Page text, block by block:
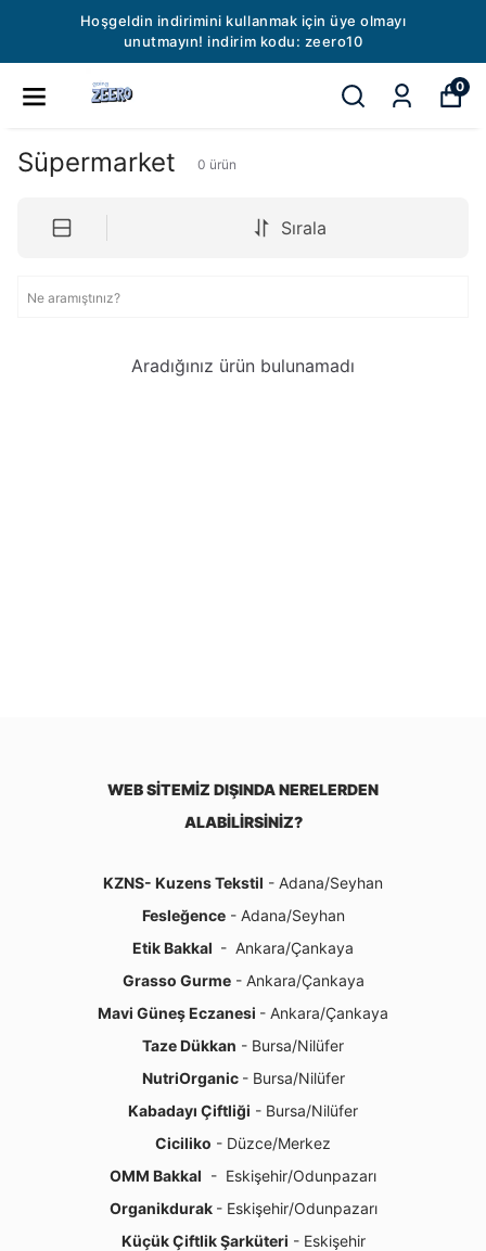
Hoşgeldin indirimini kullanmak için üye olmayı
unutmayın! indirim kodu: zeero10
0
Süpermarket 0 ürün
Sırala
Aradığınız ürün bulunamadı
WEB SİTEMİZ DIŞINDA NERELERDEN
ALABİLİRSİNİZ?
KZNS- Kuzens Tekstil - Adana/Seyhan
Fesleğence- Adana/Seyhan
Etik Bakkal - Ankara/Çankaya
Grasso Gurme- Ankara/Çankaya
Mavi Güneş Eczanesi - Ankara/Çankaya
Taze Dükkan - Bursa/Nilüfer
NutriOrganic - Bursa/Nilüfer
Kabadayı Çiftliği - Bursa/Nilüfer
Ciciliko - Düzce/Merkez
OMM Bakkal - Eskişehir/Odunpazarı
Organikdurak - Eskişehir/Odunpazarı
Küçük Çiftlik Şarküteri - Eskişehir